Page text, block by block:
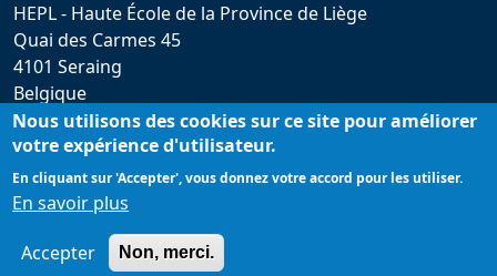
HEPL - Haute École de la Province de Liège
Quai des Carmes 45
4101 Seraing
Belgique
hepl@provincedeliege.be
+32 (0)4 279 55 20
Nous utilisons des cookies sur ce site pour améliorer
votre expérience d'utilisateur.
En cliquant sur 'Accepter', vous donnez votre accord pour les utiliser.
En savoir plus
Accepter Non, merci.